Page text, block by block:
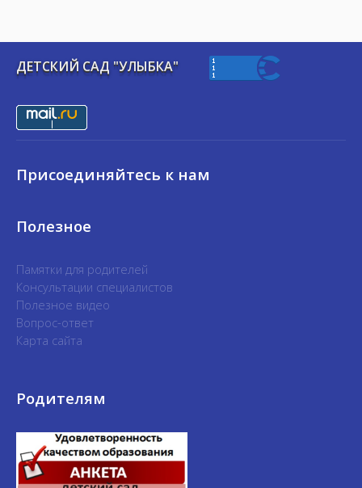
ДЕТСКИЙ САД "УЛЫБКА"
Присоединяйтесь к нам
Полезное
Памятки для родителей
Консультации специалистов
Полезное видео
Вопрос-ответ
Карта сайта
Родителям